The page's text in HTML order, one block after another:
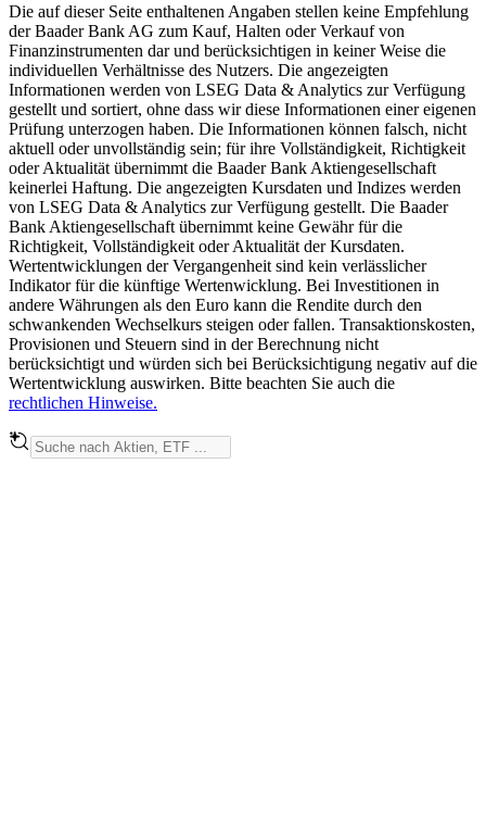
Die auf dieser Seite enthaltenen Angaben stellen keine Empfehlung
der Baader Bank AG zum Kauf, Halten oder Verkauf von
Finanzinstrumenten dar und berücksichtigen in keiner Weise die
individuellen Verhältnisse des Nutzers. Die angezeigten
Informationen werden von LSEG Data & Analytics zur Verfügung
gestellt und sortiert, ohne dass wir diese Informationen einer eigenen
Prüfung unterzogen haben. Die Informationen können falsch, nicht
aktuell oder unvollständig sein; für ihre Vollständigkeit, Richtigkeit
oder Aktualität übernimmt die Baader Bank Aktiengesellschaft
keinerlei Haftung. Die angezeigten Kursdaten und Indizes werden
von LSEG Data & Analytics zur Verfügung gestellt. Die Baader
Bank Aktiengesellschaft übernimmt keine Gewähr für die
Richtigkeit, Vollständigkeit oder Aktualität der Kursdaten.
Wertentwicklungen der Vergangenheit sind kein verlässlicher
Indikator für die künftige Wertenwicklung. Bei Investitionen in
andere Währungen als den Euro kann die Rendite durch den
schwankenden Wechselkurs steigen oder fallen. Transaktionskosten,
Provisionen und Steuern sind in der Berechnung nicht
berücksichtigt und würden sich bei Berücksichtigung negativ auf die
Wertentwicklung auswirken. Bitte beachten Sie auch die
rechtlichen Hinweise.